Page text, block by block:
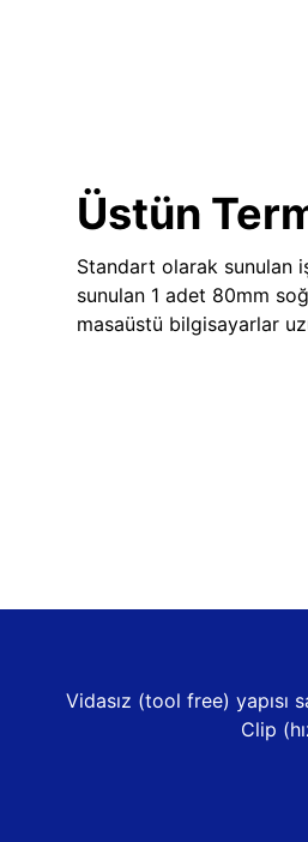
Üstün
Standart olarak sunulan
sunulan 1 adet 80mm
masaüstü bilgisayarlar
Vidasız (tool free)
Clip